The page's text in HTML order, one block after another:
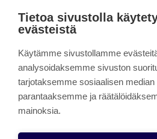
www.jamk.fi
Jamk Arena
Avoimet oppimateriaalit
Help
Verkkolehdet
Tietoa sivustolla
evästeistä
Käytämme sivustollamme
analysoidaksemme sivuston
tarjotaksemme sosiaalisen
parantaaksemme ja
mainoksia.